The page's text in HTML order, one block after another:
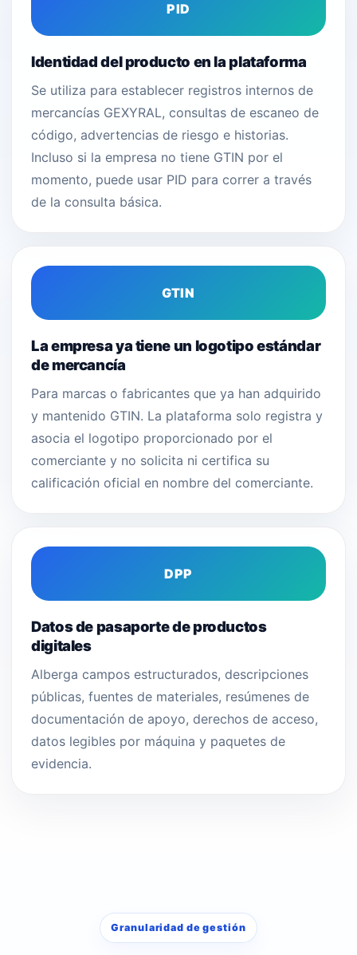
PID
Identidad del producto en la plataforma
Se utiliza para establecer registros internos de
mercancías GEXYRAL, consultas de escaneo de
código, advertencias de riesgo e historias.
Incluso si la empresa no tiene GTIN por el
momento, puede usar PID para correr a través
de la consulta básica.
GTIN
La empresa ya tiene un logotipo estándar
de mercancía
Para marcas o fabricantes que ya han adquirido
y mantenido GTIN. La plataforma solo registra y
asocia el logotipo proporcionado por el
comerciante y no solicita ni certifica su
calificación oficial en nombre del comerciante.
DPP
Datos de pasaporte de productos
digitales
Alberga campos estructurados, descripciones
públicas, fuentes de materiales, resúmenes de
documentación de apoyo, derechos de acceso,
datos legibles por máquina y paquetes de
evidencia.
Granularidad de gestión